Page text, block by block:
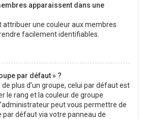
apparaissent dans une
attribuer une couleur aux membres
facilement identifiables.
par défaut » ?
plus d’un groupe, celui par défaut est
le rang et la couleur de groupe
peut vous permettre de
par défaut via votre panneau de